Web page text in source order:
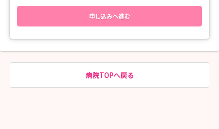
職員一同、皆様にお会いできるのを楽しみにしております！
申し込みへ進む
病院TOPへ戻る